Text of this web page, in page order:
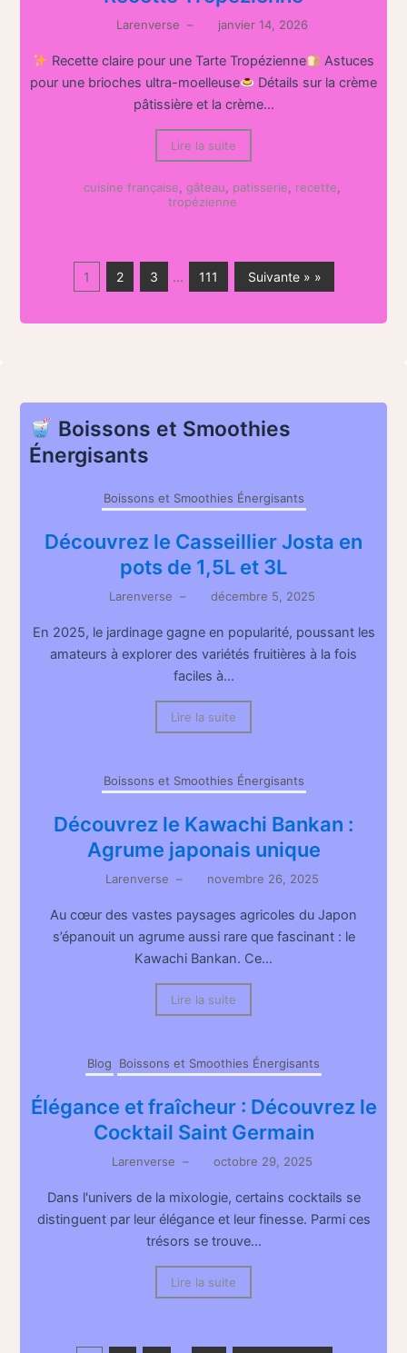
Larenverse – janvier 14, 2026
Recette claire pour une Tarte Tropézienne
Astuces
pour une brioches ultra-moelleuse
Détails sur la crème
pâtissière et la crème...
Lire la suite
cuisine française,gâteau, patisserie, recette,
tropézienne
1 2 3 … 111 Suivante » »
Boissons et Smoothies
Énergisants
Boissons et Smoothies Énergisants
Découvrez le Casseillier Josta en
pots de 1,5L et 3L
Larenverse – décembre 5, 2025
En 2025, le jardinage gagne en popularité, poussant les
amateurs à explorer des variétés fruitières à la fois
faciles à...
Lire la suite
Boissons et Smoothies Énergisants
Découvrez le Kawachi Bankan :
Agrume japonais unique
Larenverse – novembre 26, 2025
Au cœur des vastes paysages agricoles du Japon
s’épanouit un agrume aussi rare que fascinant : le
Kawachi Bankan. Ce...
Lire la suite
Blog Boissons et Smoothies Énergisants
Élégance et fraîcheur : Découvrez le
Cocktail Saint Germain
Larenverse – octobre 29, 2025
Dans l'univers de la mixologie, certains cocktails se
distinguent par leur élégance et leur finesse. Parmi ces
trésors se trouve...
Lire la suite